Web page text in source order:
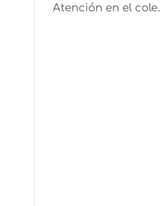
Atención en el cole.